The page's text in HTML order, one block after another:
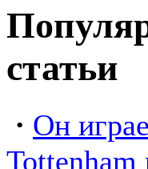
статьи
· Он
Tottenham